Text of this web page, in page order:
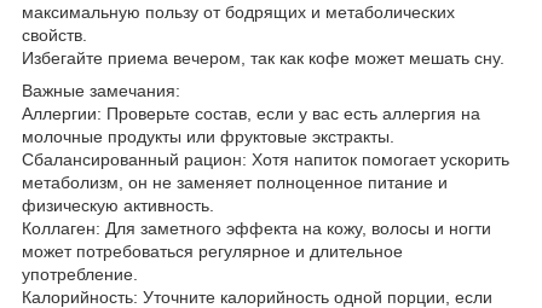
максимальную пользу от бодрящих и метаболических
свойств.
Избегайте приема вечером, так как кофе может мешать сну.
Важные замечания:
Аллергии: Проверьте состав, если у вас есть аллергия на
молочные продукты или фруктовые экстракты.
Сбалансированный рацион: Хотя напиток помогает ускорить
метаболизм, он не заменяет полноценное питание и
физическую активность.
Коллаген: Для заметного эффекта на кожу, волосы и ногти
может потребоваться регулярное и длительное
употребление.
Калорийность: Уточните калорийность одной порции, если